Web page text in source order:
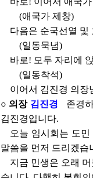
(애국가 제창)
다음은 순국선열 및
(일동묵념)
바로! 모두 자리에
(일동착석)
이어서 김진경 의장
○ 의장 김진경
존경
김진경입니다.
오늘 임시회는 도
말씀을 먼저 드리겠습
지금 민생은 오래